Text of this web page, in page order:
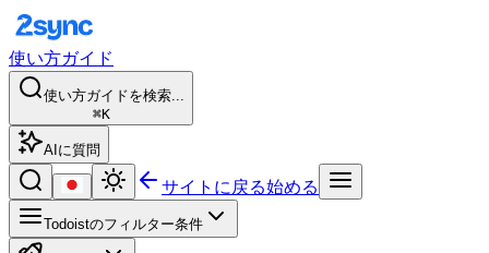
使い方ガイド
使い方ガイドを検索...
⌘K
AIに質問
サイトに戻る始める
Todoistのフィルター条件